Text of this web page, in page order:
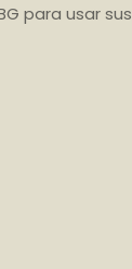
para usar sus